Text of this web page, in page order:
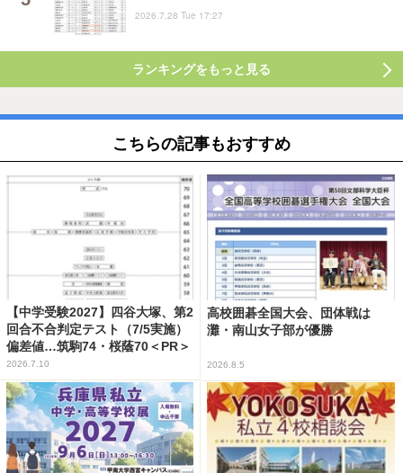
2026.7.28 Tue 17:27
ランキングをもっと見る
こちらの記事もおすすめ
【中学受験2027】四谷大塚、第2
回合不合判定テスト（7/5実施）
偏差値…筑駒74・桜蔭70＜PR＞
2026.7.10
高校囲碁全国大会、団体戦は
灘・南山女子部が優勝
2026.8.5